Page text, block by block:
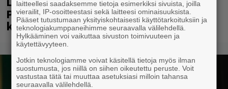
Paavo Arhinmäki jälleen spraypullo
kädessä – näitä puolueita ei kiinnosta
laitteellesi saadaksemme tietoja esimerkiksi sivuista, joilla
vierailit, IP-osoitteestasi sekä laitteesi ominaisuuksista.
Pääset tutustumaan yksityiskohtaisesti käyttötarkoituksiin ja
teknologiakumppaneihimme seuraavalla välilehdellä.
Hylkääminen voi vaikuttaa sivuston toimivuuteen ja
käytettävyyteen.
Jotkin teknologiamme voivat käsitellä tietoja myös ilman
suostumusta, jos niillä on siihen oikeutettu peruste. Voit
vastustaa tätä tai muuttaa asetuksiasi milloin tahansa
seuraavalla välilehdellä.